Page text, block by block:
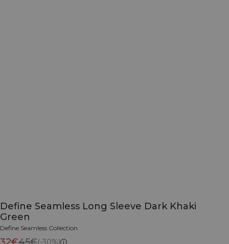
Define Seamless Long Sleeve Dark Khaki
Green
Define Seamless Collection
(-30%)